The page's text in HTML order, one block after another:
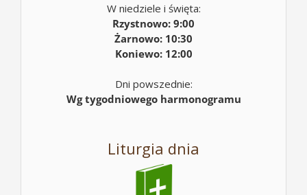
W niedziele i święta:
Rzystnowo: 9:00
Żarnowo: 10:30
Koniewo: 12:00
Dni powszednie:
Wg tygodniowego harmonogramu
Liturgia dnia